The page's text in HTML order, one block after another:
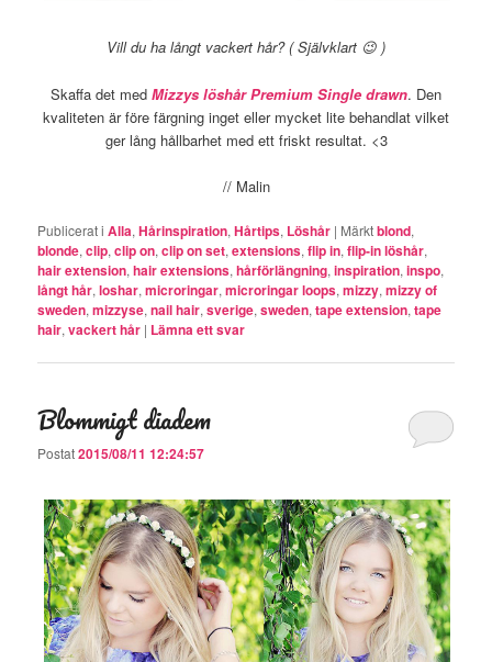
Vill du ha långt vackert hår? ( Självklart 😉 )
Skaffa det med Mizzys löshår Premium Single drawn. Den
kvaliteten är före färgning inget eller mycket lite behandlat vilket
ger lång hållbarhet med ett friskt resultat. <3
// Malin
Publicerat i Alla,Hårinspiration,Hårtips, Löshår | Märktblond,
blonde,clip,clip on,clip on set,extensions,flip in,flip-in löshår,
hair extension,hair extensions,hårförlängning,inspiration,inspo,
långt hår,loshar,microringar,microringar loops,mizzy,mizzy of
sweden,mizzyse,nail hair,sverige,sweden,tape extension,tape
hair,vackert hår | Lämna ett svar
Blommigt diadem
Postat2015/08/11 12:24:57